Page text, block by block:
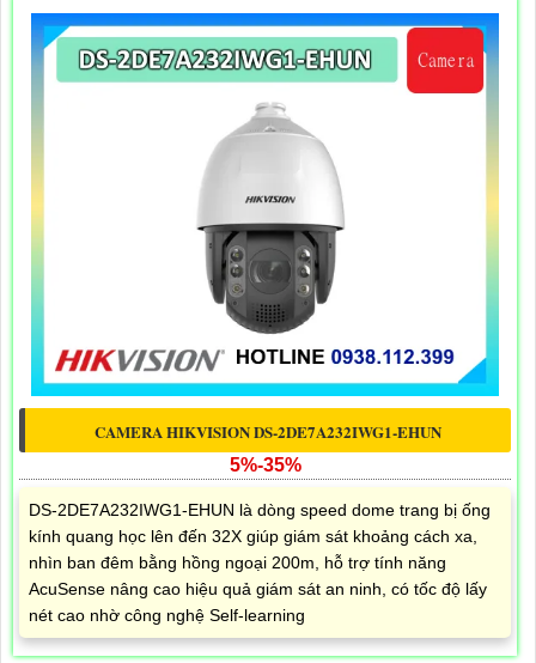
CAMERA HIKVISION DS-2DE7A232IWG1-EHUN
5%-35%
DS-2DE7A232IWG1-EHUN là dòng speed dome trang bị ống
kính quang học lên đến 32X giúp giám sát khoảng cách xa,
nhìn ban đêm bằng hồng ngoại 200m, hỗ trợ tính năng
AcuSense nâng cao hiệu quả giám sát an ninh, có tốc độ lấy
nét cao nhờ công nghệ Self-learning